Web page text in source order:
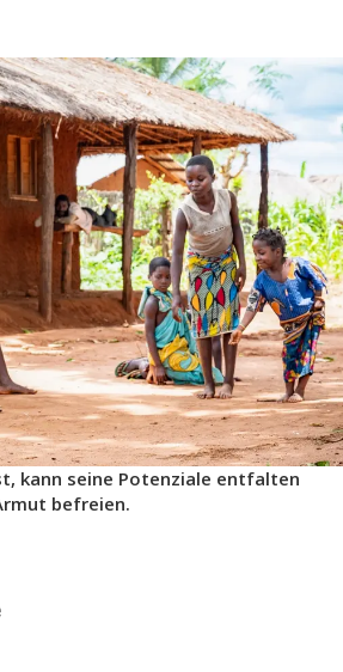
kann seine Potenziale entfalten
befreien.